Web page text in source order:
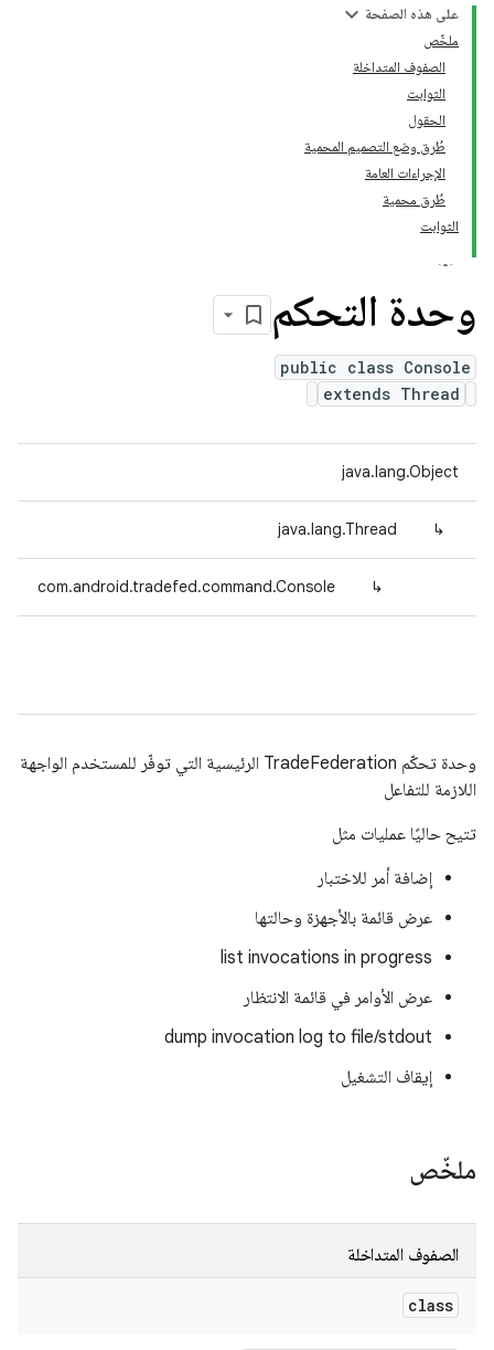
على هذه الصفحة
ملخّص
الصفوف المتداخلة
الثوابت
الحقول
طُرق وضع التصميم المحمية
الإجراءات العامة
طُرق محمية
الثوابت
وحدة التحكم
public class Console
extends Thread
java.lang.Object
↳
java.lang.Thread
↳
com.android.tradefed.command.Console
وحدة تحكّم TradeFederation الرئيسية التي توفّر للمستخدم الواجهة
اللازمة للتفاعل
تتيح حاليًا عمليات مثل
إضافة أمر للاختبار
عرض قائمة بالأجهزة وحالتها
list invocations in progress
عرض الأوامر في قائمة الانتظار
dump invocation log to file/stdout
إيقاف التشغيل
ملخّص
الصفوف المتداخلة
class